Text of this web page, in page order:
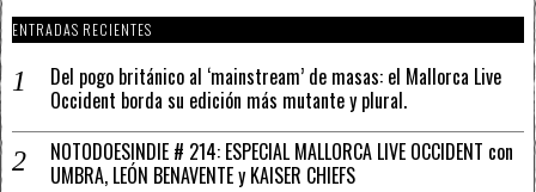
ENTRADAS RECIENTES
Del pogo británico al ‘mainstream’ de masas: el Mallorca Live
Occident borda su edición más mutante y plural.
NOTODOESINDIE # 214: ESPECIAL MALLORCA LIVE OCCIDENT con
UMBRA, LEÓN BENAVENTE y KAISER CHIEFS